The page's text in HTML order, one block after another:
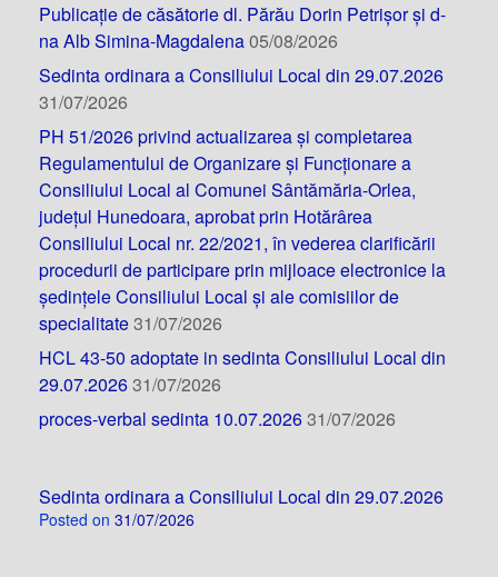
Publicație de căsătorie dl. Părău Dorin Petrișor și d-
na Alb Simina-Magdalena05/08/2026
Sedinta ordinara a Consiliului Local din 29.07.2026
31/07/2026
PH 51/2026 privind actualizarea și completarea
Regulamentului de Organizare și Funcționare a
Consiliului Local al Comunei Sântămăria-Orlea,
județul Hunedoara, aprobat prin Hotărârea
Consiliului Local nr. 22/2021, în vederea clarificării
procedurii de participare prin mijloace electronice la
ședințele Consiliului Local și ale comisiilor de
specialitate31/07/2026
HCL 43-50 adoptate in sedinta Consiliului Local din
29.07.202631/07/2026
proces-verbal sedinta 10.07.202631/07/2026
Sedinta ordinara a Consiliului Local din 29.07.2026
Posted on 31/07/2026